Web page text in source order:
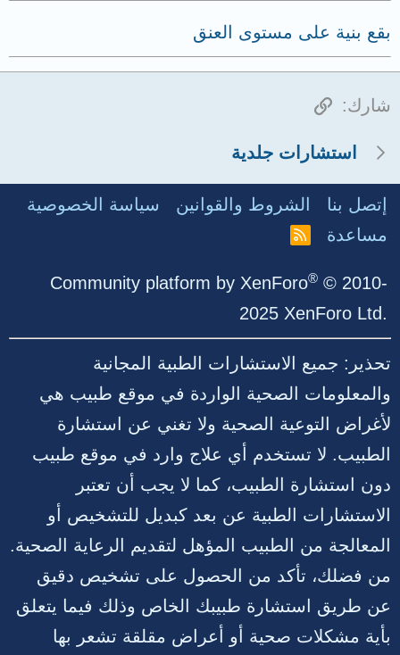
بقع بنية على مستوى العنق
شارك: الرابط
استشارات جلدية
إتصل بنا الشروط والقوانين
سياسة الخصوصية
مساعدة
R
Community platform by XenForo® © 2010-
2025 XenForo Ltd.
تحذير: جميع الاستشارات الطبية المجانية
والمعلومات الصحية الواردة في موقع طبيب هي
لأغراض التوعية الصحية ولا تغني عن استشارة
الطبيب. لا تستخدم أي علاج وارد في موقع طبيب
دون استشارة الطبيب، كما لا يجب أن تعتبر
الاستشارات الطبية عن بعد كبديل للتشخيص أو
المعالجة من الطبيب المؤهل لتقديم الرعاية الصحية.
من فضلك، تأكد من الحصول على تشخيص دقيق
عن طريق استشارة طبيبك الخاص وذلك فيما يتعلق
بأية مشكلات صحية أو أعراض مقلقة تشعر بها